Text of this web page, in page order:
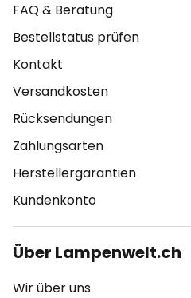
FAQ & Beratung
Bestellstatus prüfen
Kontakt
Versandkosten
Rücksendungen
Zahlungsarten
Herstellergarantien
Kundenkonto
Über Lampenwelt.ch
Wir über uns